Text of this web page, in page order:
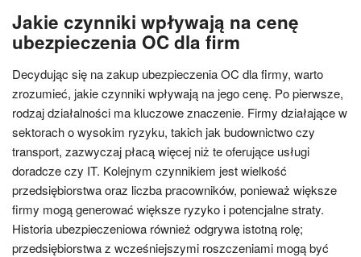
Jakie czynniki wpływają na cenę
ubezpieczenia OC dla firm
Decydując się na zakup ubezpieczenia OC dla firmy, warto
zrozumieć, jakie czynniki wpływają na jego cenę. Po pierwsze,
rodzaj działalności ma kluczowe znaczenie. Firmy działające w
sektorach o wysokim ryzyku, takich jak budownictwo czy
transport, zazwyczaj płacą więcej niż te oferujące usługi
doradcze czy IT. Kolejnym czynnikiem jest wielkość
przedsiębiorstwa oraz liczba pracowników, ponieważ większe
firmy mogą generować większe ryzyko i potencjalne straty.
Historia ubezpieczeniowa również odgrywa istotną rolę;
przedsiębiorstwa z wcześniejszymi roszczeniami mogą być